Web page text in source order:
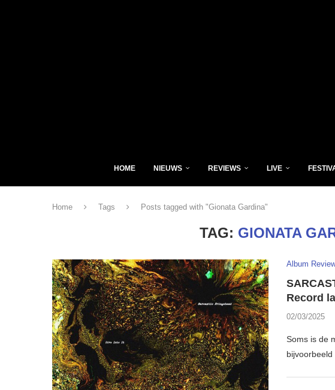
HOME NIEUWS REVIEWS LIVE
Home Tags Posts tagged with "Gionata Gardina"
TAG: GIONATA
Album
Record
02/03/2025
Soms is de